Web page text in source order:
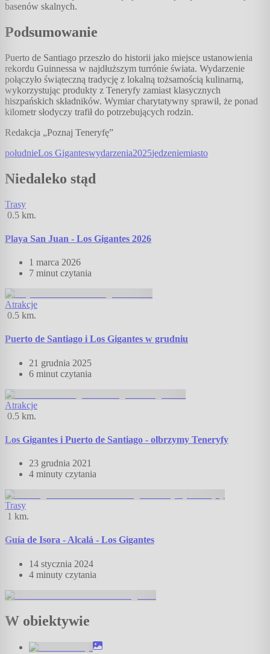
basenów skalnych.
Podsumowanie
Puerto de Santiago przeszło do historii jako miejsce ustanowienia
rekordu Guinnessa w najdłuższym turrónie świata. Wydarzenie
połączyło świąteczną tradycję z lokalną tożsamością kulinarną,
wykorzystując produkty z Teneryfy zamiast klasycznych
hiszpańskich składników. Wymiar charytatywny sprawił, że ponad
kilometr słodyczy trafił do potrzebujących rodzin.
Redakcja „Poznaj Teneryfę”
południeLos Giganteswydarzenia2025jedzeniemiasto
Niedaleko stąd
Trasy
0.5 km.
Playa San Juan - Los Gigantes 2026
1 marca 2026
7 minut czytania
Atrakcje
0.5 km.
Puerto de Santiago i Los Gigantes w grudniu
21 grudnia 2025
6 minut czytania
Atrakcje
0.5 km.
Los Gigantes i Puerto de Santiago - olbrzymy Teneryfy
23 grudnia 2021
4 minuty czytania
Trasy
1 km.
Guía de Isora - Alcalá - Los Gigantes
14 stycznia 2024
4 minuty czytania
W obiektywie